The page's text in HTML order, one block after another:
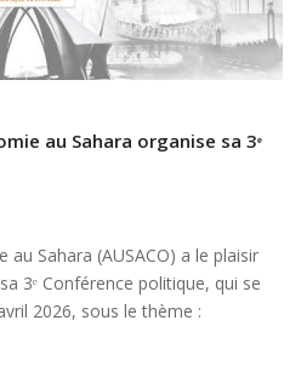
au Sahara organise sa 3ᵉ
au Sahara (AUSACO) a le plaisir
3ᵉ Conférence politique, qui se
2026, sous le thème :